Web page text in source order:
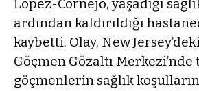
Lopez-Cornejo, yaşadığı
ardından kaldırıldığı
kaybetti. Olay, New
Göçmen Gözaltı
göçmenlerin sağlık